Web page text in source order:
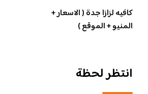
كافيه لزازا جدة ( الاسعار +
المنيو + الموقع )
انتظر لحظة